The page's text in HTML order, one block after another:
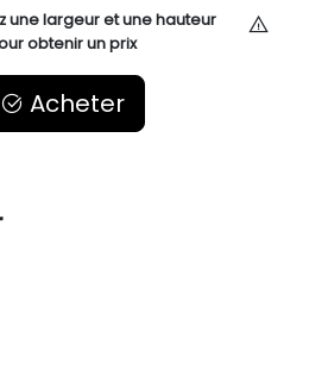
une largeur et une hauteur
obtenir un prix
Acheter